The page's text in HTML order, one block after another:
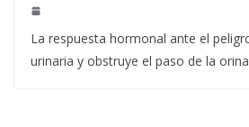
La respuesta hormonal ante el
urinaria y obstruye el paso de la